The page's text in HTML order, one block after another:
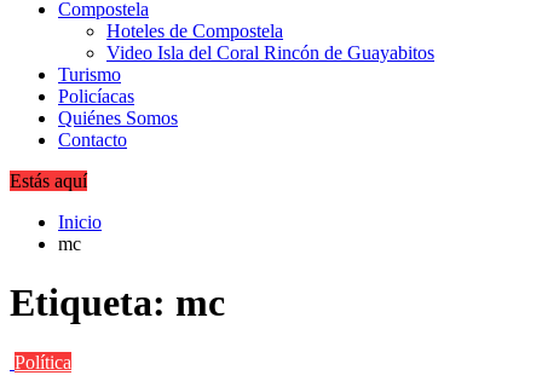
Compostela
Hoteles de Compostela
Video Isla del Coral Rincón de Guayabitos
Turismo
Policíacas
Quiénes Somos
Contacto
Estás aquí
Inicio
mc
Etiqueta: mc
Política